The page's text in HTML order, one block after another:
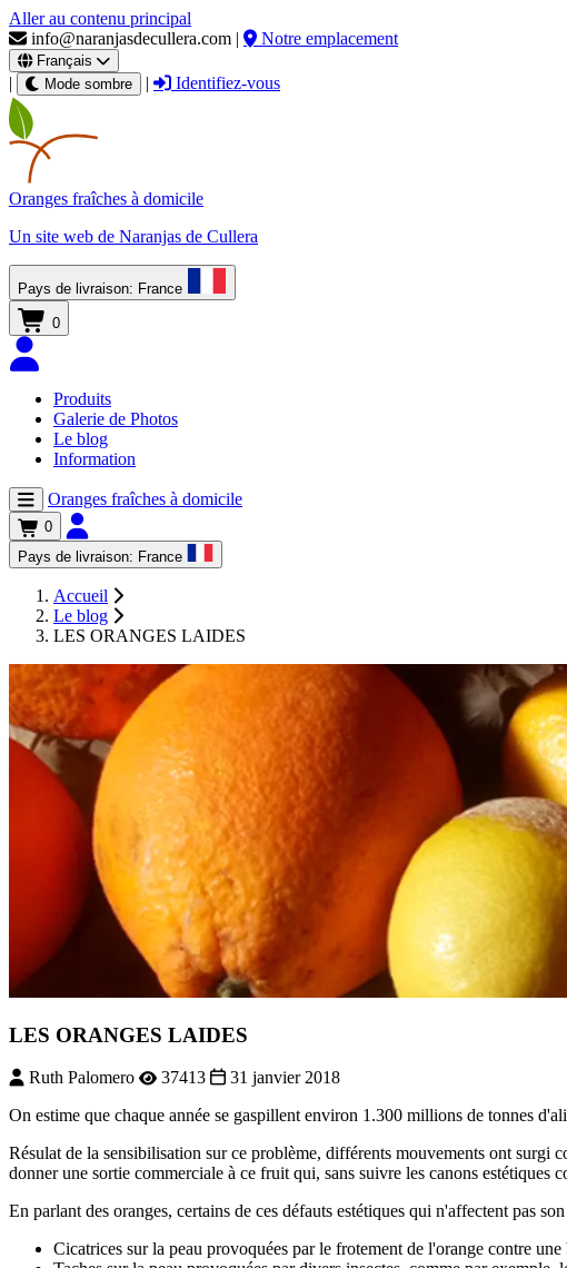
Aller au contenu principal
info@naranjasdecullera.com | Notre emplacement
Français
| Mode sombre | Identifiez-vous
Oranges fraîches à domicile
Un site web de Naranjas de Cullera
Pays de livraison: France
0
Produits
Galerie de Photos
Le blog
Information
Oranges fraîches à domicile
0
Pays de livraison: France
Accueil
Le blog
LES ORANGES LAIDES
LES ORANGES LAIDES
Ruth Palomero 37413
31 janvier 2018
On estime que chaque année se gaspillent environ 1.300 millions de tonnes
Résulat de la sensibilisation sur ce problème, différents mouvements ont surgi
donner une sortie commerciale à ce fruit qui, sans suivre les canons estétiques
En parlant des oranges, certains de ces défauts estétiques qui n'affectent pas
Cicatrices sur la peau provoquées par le frotement de l'orange contre